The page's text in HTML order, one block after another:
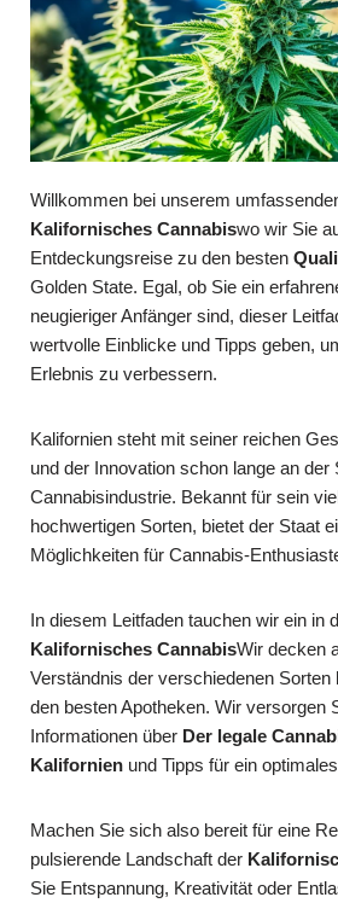
Willkommen bei unserem
Kalifornisches Cannabiswo wir Sie
Entdeckungsreise zu den besten
Golden State. Egal, ob Sie ein
neugieriger Anfänger sind, dieser
wertvolle Einblicke und Tipps geben,
Erlebnis zu verbessern.
Kalifornien steht mit seiner reichen
und der Innovation schon lange an der
Cannabisindustrie. Bekannt für sein
hochwertigen Sorten, bietet der Staat
Möglichkeiten für Cannabis-
In diesem Leitfaden tauchen wir ein in
Kalifornisches CannabisWir decken
Verständnis der verschiedenen
den besten Apotheken. Wir versorgen
Informationen über Der legale
Kalifornien und Tipps für ein
Machen Sie sich also bereit für eine
pulsierende Landschaft der
Sie Entspannung, Kreativität oder